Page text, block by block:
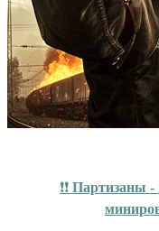
❗❗ Партизаны -